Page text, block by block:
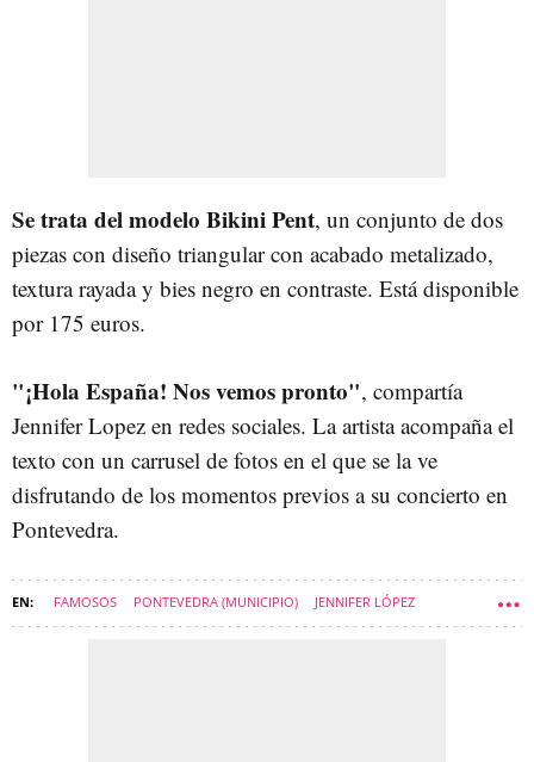
Se trata del modelo Bikini Pent, un conjunto de dos
piezas con diseño triangular con acabado metalizado,
textura rayada y bies negro en contraste. Está disponible
por 175 euros.
"¡Hola España! Nos vemos pronto", compartía
Jennifer Lopez en redes sociales. La artista acompaña el
texto con un carrusel de fotos en el que se la ve
disfrutando de los momentos previos a su concierto en
Pontevedra.
FAMOSOS PONTEVEDRA (MUNICIPIO) JENNIFER LÓPEZ